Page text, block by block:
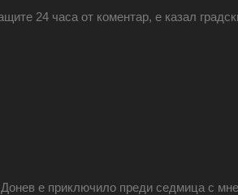
24 часа от коментар, е казал
е приключило преди седмица с